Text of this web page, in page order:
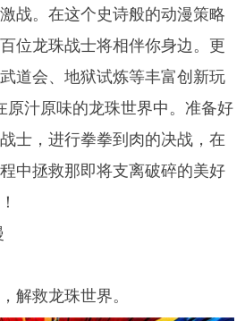
战。在这个史诗般的动漫策略
位龙珠战士将相伴你身边。更
道会、地狱试炼等丰富创新玩
原汁原味的龙珠世界中。准备好
士，进行拳拳到肉的决战，在
中拯救那即将支离破碎的美好
解救龙珠世界。